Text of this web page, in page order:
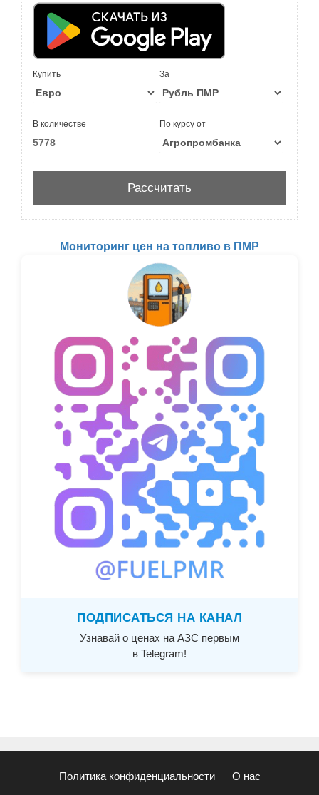
Купить За
В количестве По курсу от
Мониторинг цен на топливо в ПМР
ПОДПИСАТЬСЯ НА КАНАЛ
Узнавай о ценах на АЗС первым
в Telegram!
Политика конфиденциальности О нас